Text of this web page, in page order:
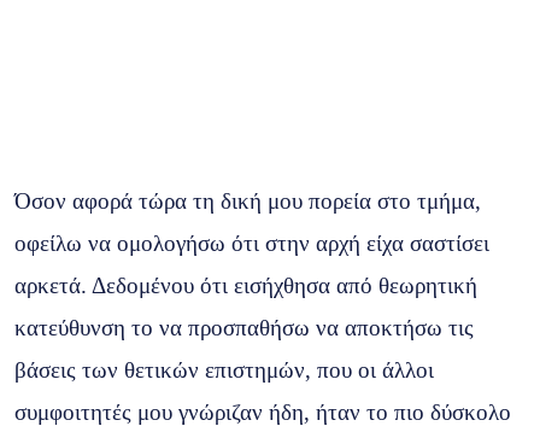
Όσον αφορά τώρα τη δική μου πορεία στο τμήμα,
οφείλω να ομολογήσω ότι στην αρχή είχα σαστίσει
αρκετά. Δεδομένου ότι εισήχθησα από θεωρητική
κατεύθυνση το να προσπαθήσω να αποκτήσω τις
βάσεις των θετικών επιστημών, που οι άλλοι
συμφοιτητές μου γνώριζαν ήδη, ήταν το πιο δύσκολο